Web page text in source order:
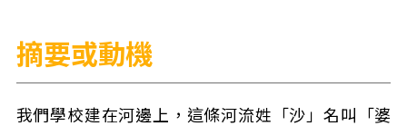
摘要或動機
我們學校建在河邊上，這條河流姓「沙」名叫「婆